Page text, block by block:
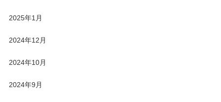
2025年1月
2024年12月
2024年10月
2024年9月